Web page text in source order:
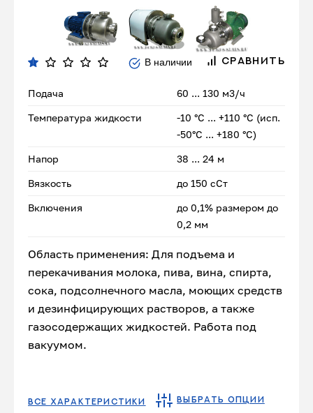
В наличии СРАВНИТЬ
Подача 60 ... 130 м3/ч
Температура жидкости
-10 °С ... +110 °С (исп.
-50°С ... +180 °С)
Напор 38 ... 24 м
Вязкость до 150 сСт
Включения
до 0,1% размером до
0,2 мм
Область применения: Для подъема и
перекачивания молока, пива, вина, спирта,
сока, подсолнечного масла, моющих средств
и дезинфицирующих растворов, а также
газосодержащих жидкостей. Работа под
вакуумом.
ВСЕ ХАРАКТЕРИСТИКИ ВЫБРАТЬ ОПЦИИ